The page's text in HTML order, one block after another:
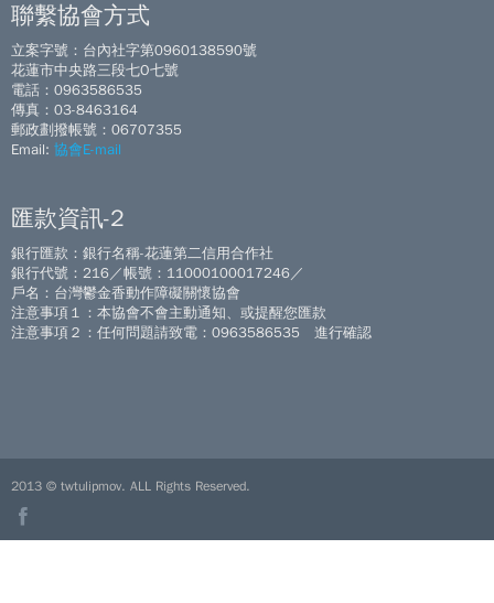
聯繫協會方式
立案字號：台內社字第0960138590號
花蓮市中央路三段七O七號
電話：0963586535
傳真：03-8463164
郵政劃撥帳號：06707355
Email: 協會E-mail
匯款資訊-2
銀行匯款：銀行名稱-花蓮第二信用合作社
銀行代號：216／帳號：11000100017246／
戶名：台灣鬱金香動作障礙關懷協會
注意事項１：本協會不會主動通知、或提醒您匯款
注意事項２：任何問題請致電：0963586535 進行確認
2013 © twtulipmov. ALL Rights Reserved.